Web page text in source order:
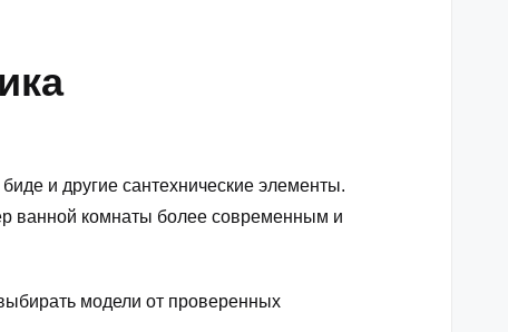
и другие сантехнические элементы.
ванной комнаты более современным и
модели от проверенных